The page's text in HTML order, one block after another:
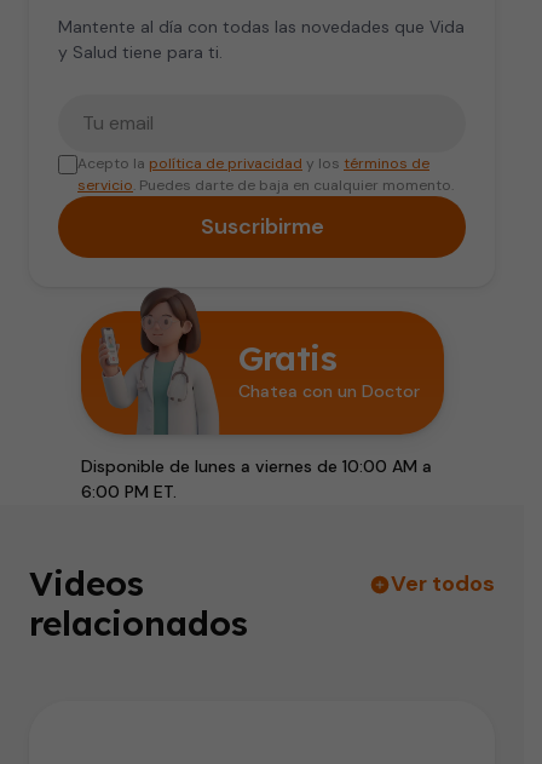
Mantente al día con todas las novedades que Vida
y Salud tiene para ti.
Acepto la política de privacidad y los términos de
servicio. Puedes darte de baja en cualquier momento.
Suscribirme
Gratis
Chatea con un Doctor
Disponible de lunes a viernes de 10:00 AM a
6:00 PM ET.
Videos
relacionados
Ver todos